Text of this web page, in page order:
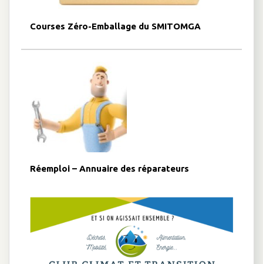
Courses Zéro-Emballage du SMITOMGA
Réemploi – Annuaire des réparateurs